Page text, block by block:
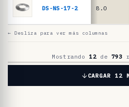
l
D
N
DS-NS-17-2 8.0
← Desliza para ver más columnas
Mostrando12de 793
CARGAR 12